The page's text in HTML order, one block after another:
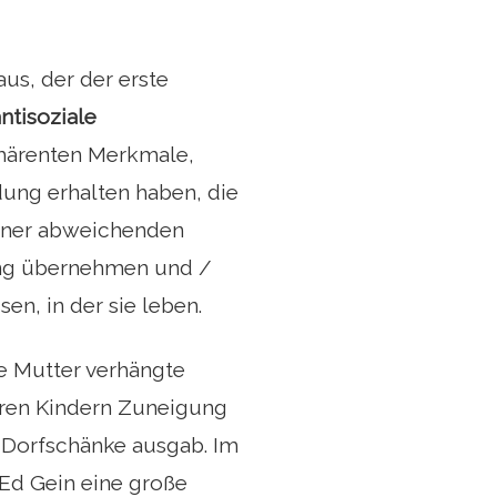
der der erste
Merkmale,
erhalten haben, die
abweichenden
übernehmen und /
in der sie leben.
Mutter verhängte
Kindern Zuneigung
ausgab. Im
Gein eine große